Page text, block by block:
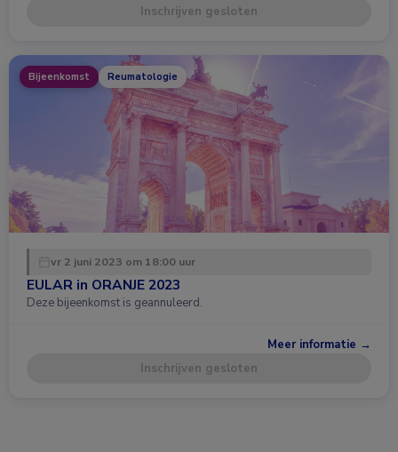
Inschrijven gesloten
Bijeenkomst Reumatologie
vr 2 juni 2023 om 18:00 uur
EULAR in ORANJE 2023
Deze bijeenkomst is geannuleerd.
Meer informatie →
Inschrijven gesloten